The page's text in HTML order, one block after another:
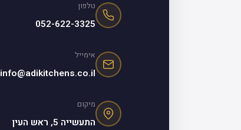
טלפון
052-622-3325
אימייל
info@adikitchens.co.il
מיקום
התעשייה 5, ראש העין